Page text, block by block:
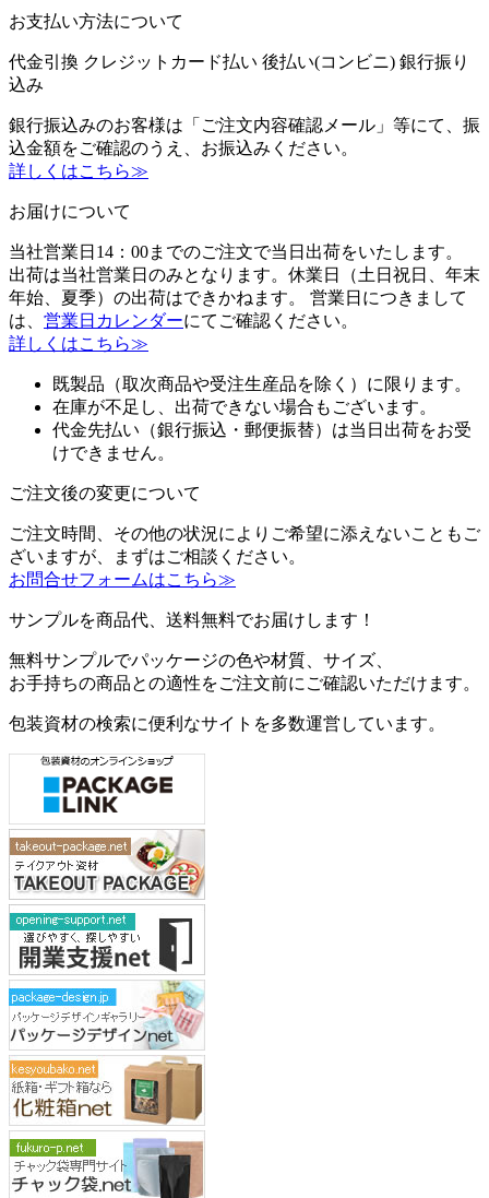
お支払い方法について
代金引換 クレジットカード払い 後払い(コンビニ) 銀行振り
込み
銀行振込みのお客様は「ご注文内容確認メール」等にて、振
込金額をご確認のうえ、お振込みください。
詳しくはこちら≫
お届けについて
当社営業日14：00までのご注文で当日出荷をいたします。
出荷は当社営業日のみとなります。休業日（土日祝日、年末
年始、夏季）の出荷はできかねます。 営業日につきまして
は、 営業日カレンダーにてご確認ください。
詳しくはこちら≫
既製品（取次商品や受注生産品を除く）に限ります。
在庫が不足し、出荷できない場合もございます。
代金先払い（銀行振込・郵便振替）は当日出荷をお受
けできません。
ご注文後の変更について
ご注文時間、その他の状況によりご希望に添えないこともご
ざいますが、まずはご相談ください。
お問合せフォームはこちら≫
サンプルを商品代、送料無料でお届けします！
無料サンプルでパッケージの色や材質、サイズ、
お手持ちの商品との適性をご注文前にご確認いただけます。
包装資材の検索に便利なサイトを多数運営しています。